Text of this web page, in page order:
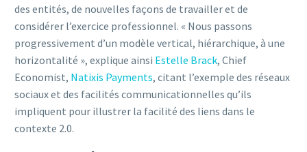
des entités, de nouvelles façons de travailler et de
considérer l’exercice professionnel. « Nous passons
progressivement d’un modèle vertical, hiérarchique, à une
horizontalité », explique ainsi Estelle Brack, Chief
Economist, Natixis Payments, citant l’exemple des réseaux
sociaux et des facilités communicationnelles qu’ils
impliquent pour illustrer la facilité des liens dans le
contexte 2.0.